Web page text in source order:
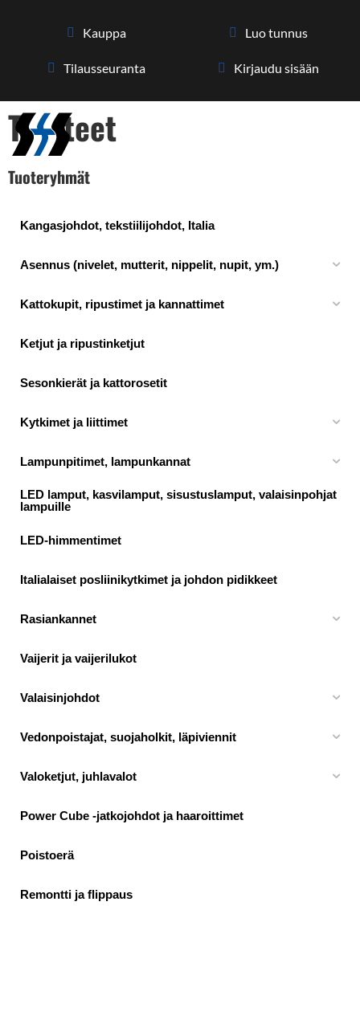
Kauppa Luo tunnus
Tilaus­seuranta Kirjaudu sisään
Tuotteet
Tuoteryhmät
Kangasjohdot, tekstiilijohdot, Italia
Asennus (nivelet, mutterit, nippelit, nupit, ym.)
Kattokupit, ripustimet ja kannattimet
Ketjut ja ripustinketjut
Sesonkierät ja kattorosetit
Kytkimet ja liittimet
Lampunpitimet, lampunkannat
LED lamput, kasvilamput, sisustuslamput, valaisinpohjat
lampuille
LED-himmentimet
Italialaiset posliinikytkimet ja johdon pidikkeet
Rasiankannet
Vaijerit ja vaijerilukot
Valaisinjohdot
Vedonpoistajat, suojaholkit, läpiviennit
Valoketjut, juhlavalot
Power Cube -jatkojohdot ja haaroittimet
Poistoerä
Remontti ja flippaus